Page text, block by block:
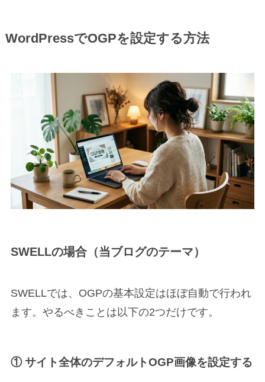
WordPressでOGPを設定する方法
SWELLの場合（当ブログのテーマ）
SWELLでは、OGPの基本設定はほぼ自動で行われ
ます。やるべきことは以下の2つだけです。
① サイト全体のデフォルトOGP画像を設定する